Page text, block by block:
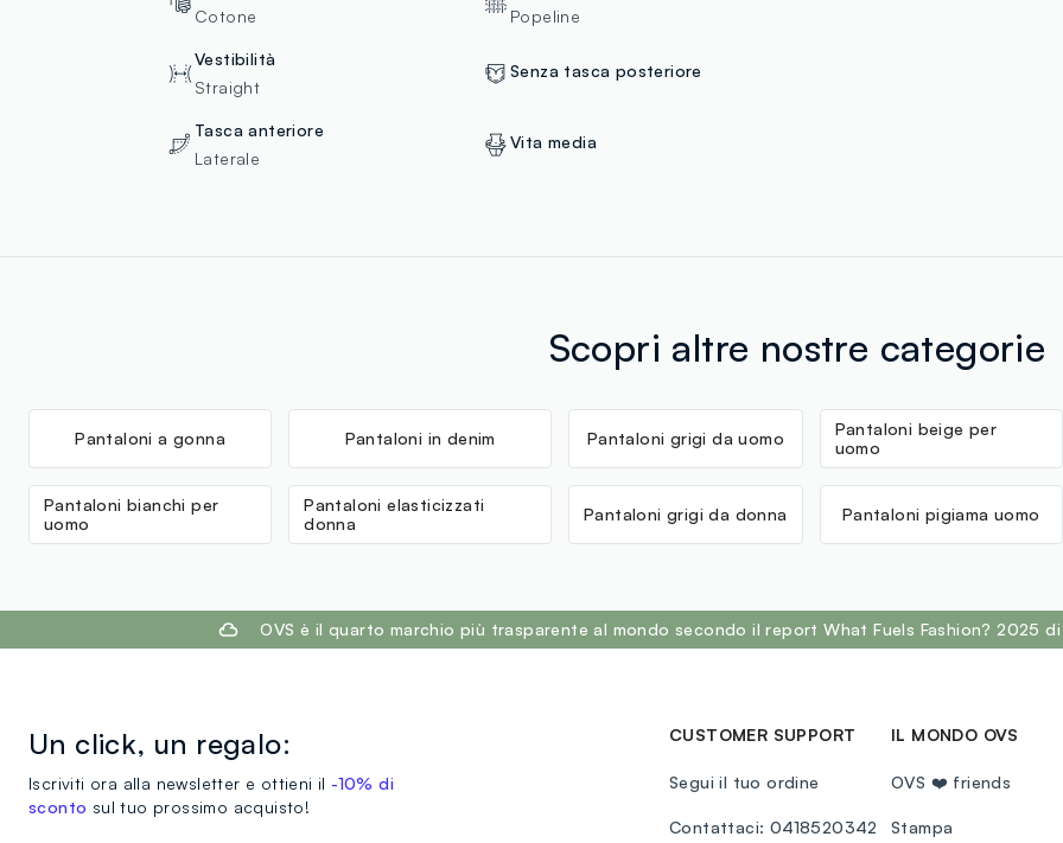
Cotone
Popeline
Vestibilità
Straight
Senza tasca posteriore
Tasca anteriore
Laterale
Vita media
Scopri altre nostre categorie
Pantaloni a gonna Pantaloni in denim Pantaloni grigi da uomo
Pantaloni beige per
uomo
Pantaloni bianchi per
uomo
Pantaloni elasticizzati
donna
Pantaloni grigi da donna Pantaloni pigiama uomo
OVS è il quarto marchio più trasparente al mondo secondo il report What Fuels Fashion? 2025 di
Un click, un regalo:
Iscriviti ora alla newsletter e ottieni il -10% di
sconto sul tuo prossimo acquisto!
CUSTOMER SUPPORT
Segui il tuo ordine
Contattaci: 0418520342
IL MONDO OVS
OVS ❤️ friends
Stampa